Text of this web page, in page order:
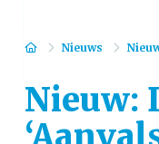
HomeNieuws
Nieuw: